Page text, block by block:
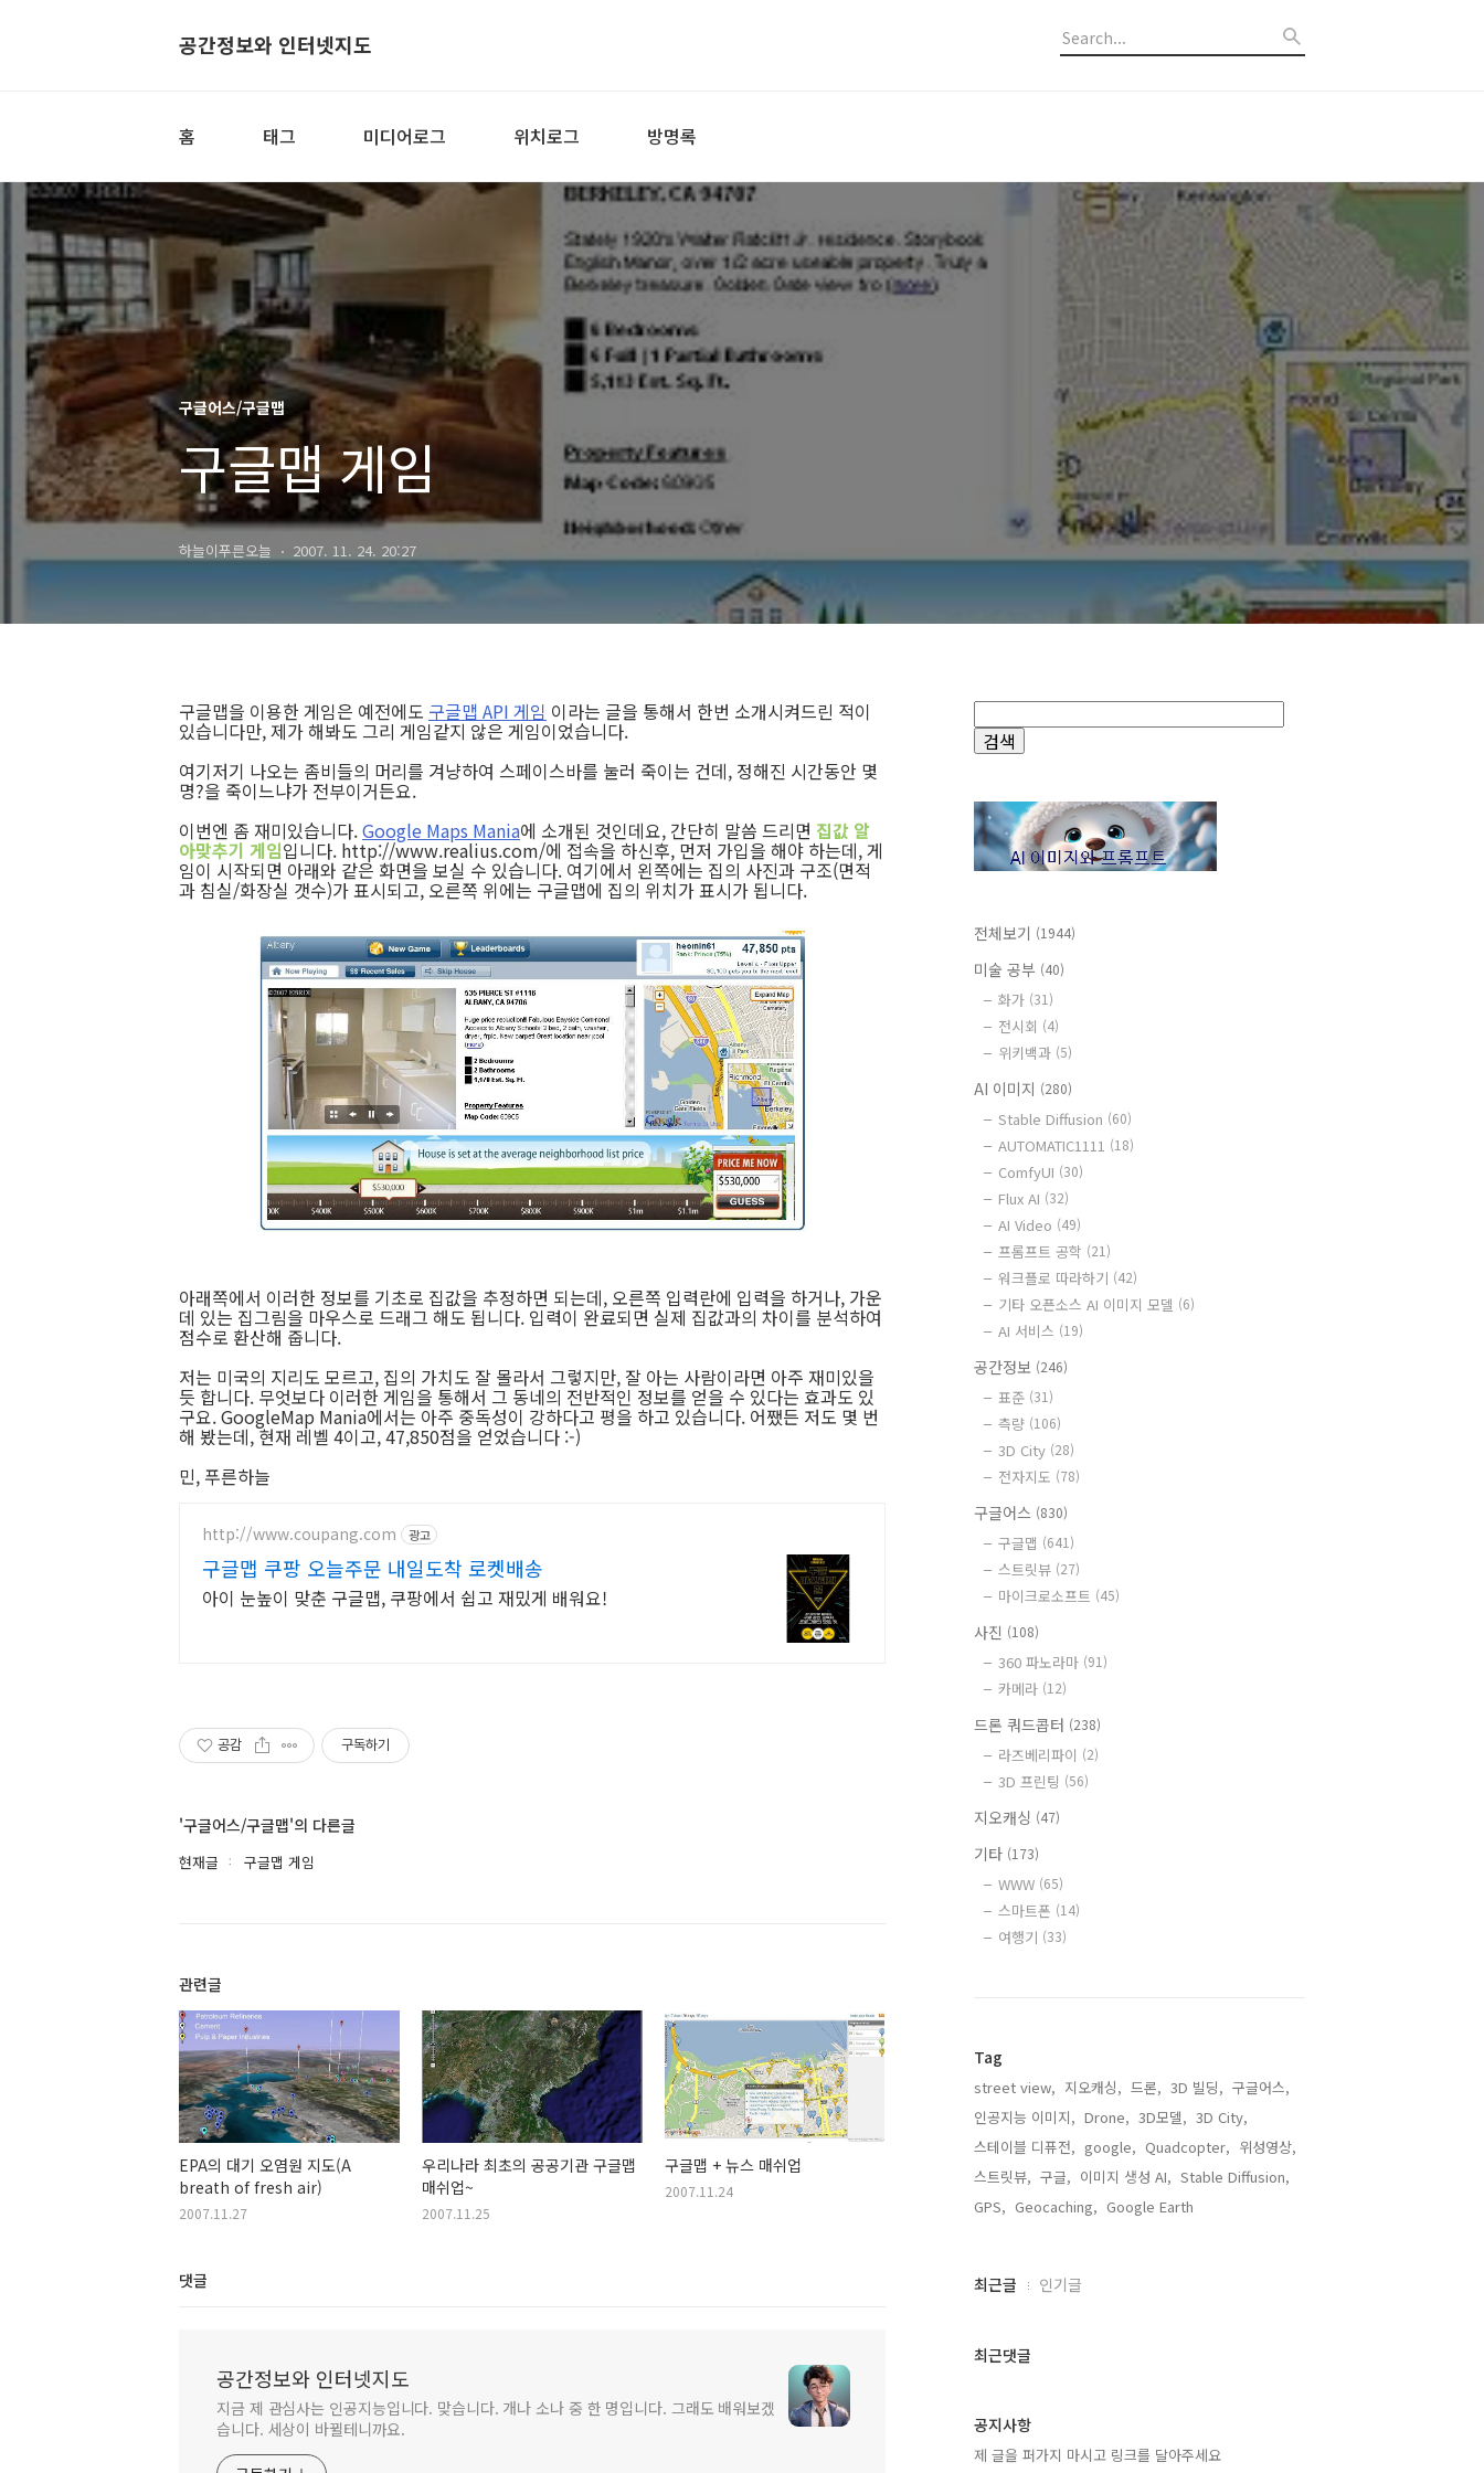
공간정보와 인터넷지도
홈 태그 미디어로그 위치로그 방명록
구글어스/구글맵
구글맵 게임
하늘이푸른오늘 2007. 11. 24. 20:27
구글맵을 이용한 게임은 예전에도 구글맵 API 게임 이라는 글을 통해서 한번 소개시켜드린 적이
있습니다만, 제가 해봐도 그리 게임같지 않은 게임이었습니다.
여기저기 나오는 좀비들의 머리를 겨냥하여 스페이스바를 눌러 죽이는 건데, 정해진 시간동안 몇
명?을 죽이느냐가 전부이거든요.
이번엔 좀 재미있습니다.Google Maps Mania에 소개된 것인데요, 간단히 말씀 드리면 집값 알
아맞추기 게임입니다. http://www.realius.com/에 접속을 하신후, 먼저 가입을 해야 하는데, 게
임이 시작되면 아래와 같은 화면을 보실 수 있습니다. 여기에서 왼쪽에는 집의 사진과 구조(면적
과 침실/화장실 갯수)가 표시되고, 오른쪽 위에는 구글맵에 집의 위치가 표시가 됩니다.
아래쪽에서 이러한 정보를 기초로 집값을 추정하면 되는데, 오른쪽 입력란에 입력을 하거나, 가운
데 있는 집그림을 마우스로 드래그 해도 됩니다. 입력이 완료되면 실제 집값과의 차이를 분석하여
점수로 환산해 줍니다.
저는 미국의 지리도 모르고, 집의 가치도 잘 몰라서 그렇지만, 잘 아는 사람이라면 아주 재미있을
듯 합니다. 무엇보다 이러한 게임을 통해서 그 동네의 전반적인 정보를 얻을 수 있다는 효과도 있
구요. GoogleMap Mania에서는 아주 중독성이 강하다고 평을 하고 있습니다. 어쨌든 저도 몇 번
해 봤는데, 현재 레벨 4이고, 47,850점을 얻었습니다 :-)
민, 푸른하늘
http://www.coupang.com 광고
구글맵 쿠팡 오늘주문 내일도착 로켓배송
아이 눈높이 맞춘 구글맵, 쿠팡에서 쉽고 재밌게 배워요!
공감 구독하기
'구글어스/구글맵'의 다른글
현재글 구글맵 게임
관련글
EPA의 대기 오염원 지도(A
breath of fresh air)
2007.11.27
우리나라 최초의 공공기관 구글맵
매쉬업~
2007.11.25
구글맵 + 뉴스 매쉬업
2007.11.24
댓글
공간정보와 인터넷지도
지금 제 관심사는 인공지능입니다. 맞습니다. 개나 소나 중 한 명입니다. 그래도 배워보겠
습니다. 세상이 바뀔테니까요.
전체보기 (1944)
미술 공부 (40)
화가 (31)
전시회 (4)
위키백과 (5)
AI 이미지 (280)
Stable Diffusion (60)
AUTOMATIC1111 (18)
ComfyUI (30)
Flux AI (32)
AI Video (49)
프롬프트 공학 (21)
워크플로 따라하기 (42)
기타 오픈소스 AI 이미지 모델 (6)
AI 서비스 (19)
공간정보 (246)
표준 (31)
측량 (106)
3D City (28)
전자지도 (78)
구글어스 (830)
구글맵 (641)
스트릿뷰 (27)
마이크로소프트 (45)
사진 (108)
360 파노라마 (91)
카메라 (12)
드론 쿼드콥터 (238)
라즈베리파이 (2)
3D 프린팅 (56)
지오캐싱 (47)
기타 (173)
WWW (65)
스마트폰 (14)
여행기 (33)
Tag
street view, 지오캐싱, 드론, 3D 빌딩, 구글어스,
인공지능 이미지, Drone, 3D모델, 3D City,
스테이블 디퓨전, google, Quadcopter, 위성영상,
스트릿뷰, 구글, 이미지 생성 AI, Stable Diffusion,
GPS, Geocaching, Google Earth,
최
과
글
최근글 인기글
최근댓글
공지사항
제 글을 퍼가지 마시고 링크를 달아주세요